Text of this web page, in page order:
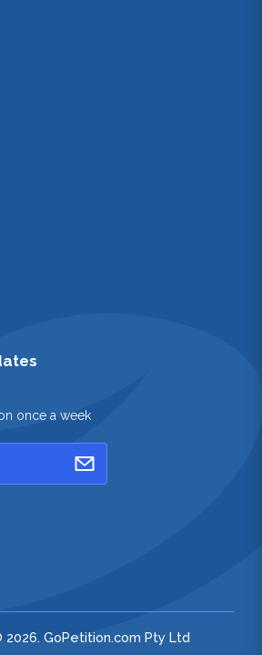
once a week
GoPetition.com Pty Ltd